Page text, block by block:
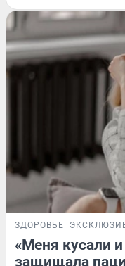
ЗДОРОВЬЕ
«Меня кусали
защищала